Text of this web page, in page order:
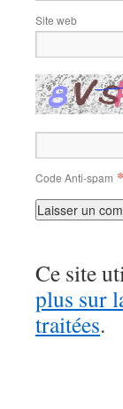
Site web
Code Anti-spam *
Ce site
plus sur
traitées.